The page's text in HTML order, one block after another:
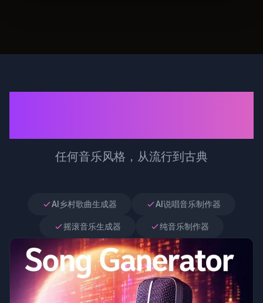
任何音乐风格，从流行到古典
AI乡村歌曲生成器 AI说唱音乐制作器
摇滚音乐生成器 纯音乐制作器